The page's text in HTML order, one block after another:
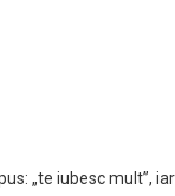
„te iubesc mult”,